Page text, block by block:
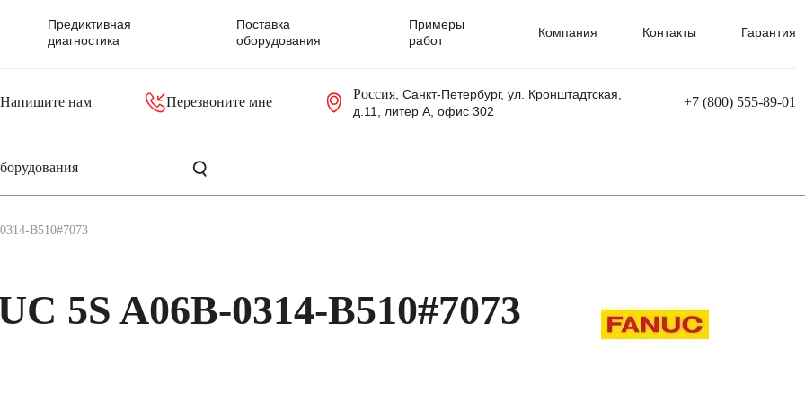
Предиктивная
диагностика
Поставка
оборудования
Примеры
работ
Компания Контакты Гарантия
Напишите нам Перезвоните мне
Россия, Санкт-Петербург, ул. Кронштадтская,
д.11, литер А, офис 302
+7 (800) 555-89-01
B510#7073
5S A06B-0314-B510#7073